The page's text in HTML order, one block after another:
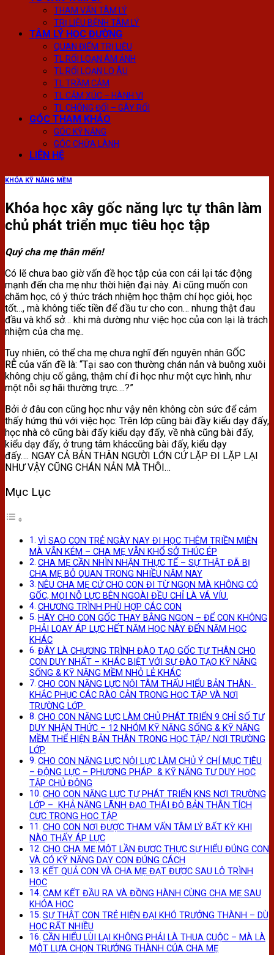
THAM VẤN TÂM LÝ
TRỊ LIỆU BỆNH TÂM LÝ
TÂM LÝ HỌC ĐƯỜNG
QUAN ĐIỂM TRỊ LIỆU
TL RỐI LOẠN ÁM ẢNH
TL RỐI LOẠN LO ÂU
TL TRẦM CẢM
TL CẢM XÚC – HÀNH VI
TL CHỐNG ĐỐI – GÂY RỐI
GÓC THAM KHẢO
GÓC KỸ NĂNG
GÓC CHỮA LÀNH
LIÊN HỆ
KHÓA KỸ NĂNG MỀM
Khóa học xây gốc năng lực tự thân làm
chủ phát triển mục tiêu học tập
Quý cha mẹ thân mến!
Có lẽ chưa bao giờ vấn đề học tập của con cái lại tác động
mạnh đến cha mẹ như thời hiện đại này. Ai cũng muốn con
chăm học, có ý thức trách nhiệm học thậm chí học giỏi, học
tốt…, mà không tiếc tiền để đầu tư cho con… nhưng thật đau
đầu và khổ sở… khi mà dường như việc học của con lại là trách
nhiệm của cha mẹ..
Tuy nhiên, có thể cha mẹ chưa nghĩ đến nguyên nhân GỐC
RỄ của vấn đề là: “Tại sao con thường chán nản và buông xuôi
không chịu cố gắng, thậm chí đi học như một cực hình, như
một nỗi sợ hãi thường trực….?”
Bởi ở đâu con cũng học như vậy nên không còn sức để cảm
thấy hứng thú với việc học: Trên lớp cũng bài đầy kiểu dạy đấy,
học nhà cô cũng bài đấy kiểu dạy đấy, về nhà cũng bài đấy,
kiểu dạy đấy, ở trung tâm kháccũng bài đấy, kiểu dạy
đấy…. NGAY CẢ BẢN THÂN NGƯỜI LỚN CỨ LẶP ĐI LẶP LẠI
NHƯ VẬY CŨNG CHÁN NẢN MÀ THÔI…
Mục Lục
VÌ SAO CON TRẺ NGÀY NAY ĐI HỌC THÊM TRIỀN MIÊN
MÀ VẪN KÉM – CHA MẸ VẪN KHỔ SỞ THÚC ÉP
CHA MẸ CẦN NHÌN NHẬN THỰC TẾ – SỰ THẬT ĐÃ BỊ
CHA MẸ BỎ QUAN TRONG NHIỀU NĂM NAY
NÊU CHA MẸ CỨ CHO CON ĐI TỪ NGỌN MÀ KHÔNG CÓ
GỐC, MỌI NỖ LỰC BÊN NGOÀI ĐỀU CHỈ LÀ VÁ VÍU.
CHƯƠNG TRÌNH PHÙ HỢP CÁC CON
HÃY CHO CON GỐC THAY BẰNG NGỌN – ĐỂ CON KHÔNG
PHẢI LOAY ÁP LỰC HẾT NĂM HỌC NÀY ĐẾN NĂM HỌC
KHÁC
ĐÂY LÀ CHƯƠNG TRÌNH ĐÀO TẠO GỐC TỰ THÂN CHO
CON DUY NHẤT – KHÁC BIỆT VỚI SỰ ĐÀO TẠO KỸ NĂNG
SỐNG & KỸ NĂNG MỀM NHỎ LẺ KHÁC
CHO CON NĂNG LỰC NỘI TÂM THẤU HIỂU BẢN THÂN-
KHẮC PHỤC CÁC RÀO CẢN TRONG HỌC TẬP VÀ NƠI
TRƯỜNG LỚP
CHO CON NĂNG LỰC LÀM CHỦ PHÁT TRIỂN 9 CHỈ SỐ TƯ
DUY NHẬN THỨC – 12 NHÓM KỸ NĂNG SỐNG & KỸ NĂNG
MỀM THỂ HIỆN BẢN THÂN TRONG HỌC TẬP/ NƠI TRƯỜNG
LỚP.
CHO CON NĂNG LỰC NỘI LỰC LÀM CHỦ Ý CHÍ MỤC TIÊU
– ĐỘNG LỰC – PHƯƠNG PHÁP & KỸ NĂNG TƯ DUY HỌC
TẬP CHỦ ĐỘNG
CHO CON NĂNG LỰC TỰ PHÁT TRIỂN KNS NƠI TRƯỜNG
LỚP – KHẢ NĂNG LÃNH ĐẠO THÁI ĐỘ BẢN THÂN TÍCH
CỰC TRONG HỌC TẬP
CHO CON NƠI ĐƯỢC THAM VẤN TÂM LÝ BẤT KỲ KHI
NÀO THẤY ÁP LỰC
CHO CHA MẸ MỘT LẦN ĐƯỢC THỰC SỰ HIỂU ĐÚNG CON
VÀ CÓ KỸ NĂNG DẠY CON ĐÚNG CÁCH
KẾT QUẢ CON VÀ CHA MẸ ĐẠT ĐƯỢC SAU LỘ TRÌNH
HỌC
CAM KẾT ĐẦU RA VÀ ĐỒNG HÀNH CÙNG CHA MẸ SAU
KHÓA HỌC
SỰ THẬT CON TRẺ HIỆN ĐẠI KHÓ TRƯỞNG THÀNH – DÙ
HỌC RẤT NHIỀU
CẦN HIỂU LÙI LẠI KHÔNG PHẢI LÀ THUA CUỘC – MÀ LÀ
MỘT LỰA CHỌN TRƯỞNG THÀNH CỦA CHA MẸ